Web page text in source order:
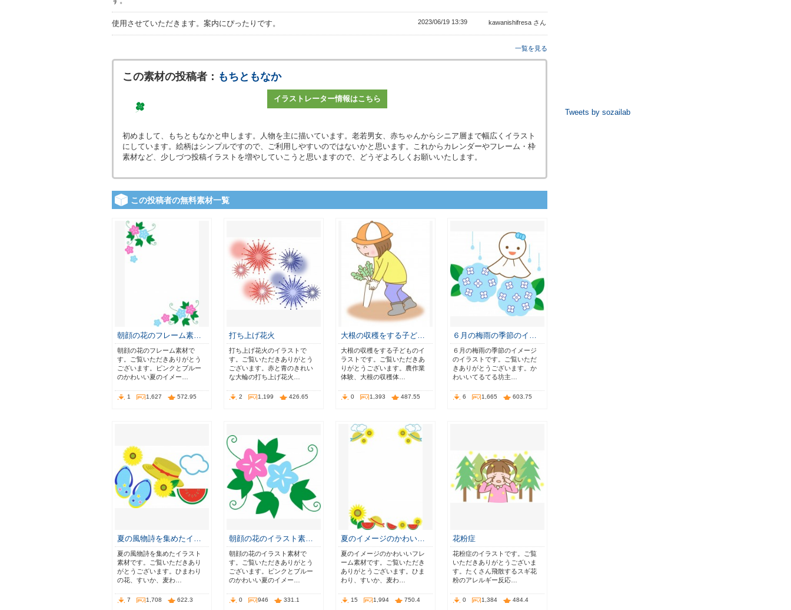
使用させていただきます。案内にぴったりです。 2023/06/19 13:39 kawanishifresa さん
一覧を見る
この素材の投稿者： もちともなか
イラストレーター情報はこちら
初めまして、もちともなかと申します。人物を主に描いています。老若男女、赤ちゃんからシニア層まで幅広くイラスト
にしています。絵柄はシンプルですので、ご利用しやすいのではないかと思います。これからカレンダーやフレーム・枠
素材など、少しづつ投稿イラストを増やしていこうと思いますので、どうぞよろしくお願いいたします。
この投稿者の無料素材一覧
朝顔の花のフレーム素…
朝顔の花のフレーム素材で
す。ご覧いただきありがとう
ございます。ピンクとブルー
のかわいい夏のイメー…
1 1,627 572.95
打ち上げ花火
打ち上げ花火のイラストで
す。ご覧いただきありがとう
ございます。赤と青のきれい
な大輪の打ち上げ花火…
2 1,199 426.65
大根の収穫をする子ど…
大根の収穫をする子どものイ
ラストです。ご覧いただきあ
りがとうございます。農作業
体験、大根の収穫体…
0 1,393 487.55
６月の梅雨の季節のイ…
６月の梅雨の季節のイメージ
のイラストです。ご覧いただ
きありがとうございます。か
わいいてるてる坊主…
6 1,665 603.75
夏の風物詩を集めたイ…
夏の風物詩を集めたイラスト
素材です。ご覧いただきあり
がとうございます。ひまわり
の花、すいか、麦わ…
7 1,708 622.3
朝顔の花のイラスト素…
朝顔の花のイラスト素材で
す。ご覧いただきありがとう
ございます。ピンクとブルー
のかわいい夏のイメー…
0 946 331.1
夏のイメージのかわい…
夏のイメージのかわいいフレ
ーム素材です。ご覧いただき
ありがとうございます。ひま
わり、すいか、麦わ…
15 1,994 750.4
花粉症
花粉症のイラストです。ご覧
いただきありがとうございま
す。たくさん飛散するスギ花
粉のアレルギー反応…
0 1,384 484.4
Tweets by sozailab